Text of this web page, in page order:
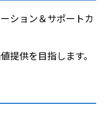
ション＆サポートカ
提供を目指します。